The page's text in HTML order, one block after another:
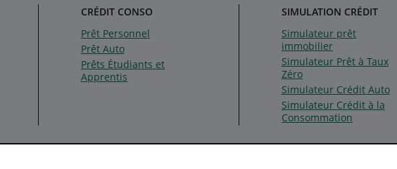
CRÉDIT CONSO
Prêt Personnel
Prêt Auto
Prêts Étudiants et
Apprentis
SIMULATION CRÉDIT
Simulateur prêt
immobilier
Simulateur Prêt à Taux
Zéro
Simulateur Crédit Auto
Simulateur Crédit à la
Consommation